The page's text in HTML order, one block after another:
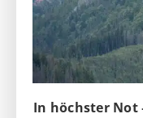
In höchster Not